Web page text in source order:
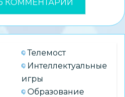
Телемост
Интеллектуальные
игры
Образование